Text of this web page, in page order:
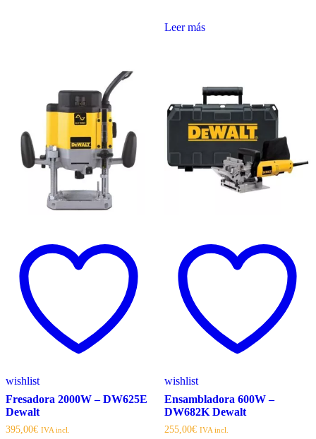
Leer más
wishlist
Fresadora 2000W – DW625E
Dewalt
395,00€ IVA incl.
wishlist
Ensambladora 600W –
DW682K Dewalt
255,00€ IVA incl.